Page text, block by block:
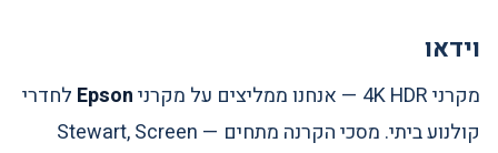
וידאו
מקרני 4K HDR — אנחנו ממליצים על מקרני Epson לחדרי
קולנוע ביתי. מסכי הקרנה מתחים — Stewart, Screen